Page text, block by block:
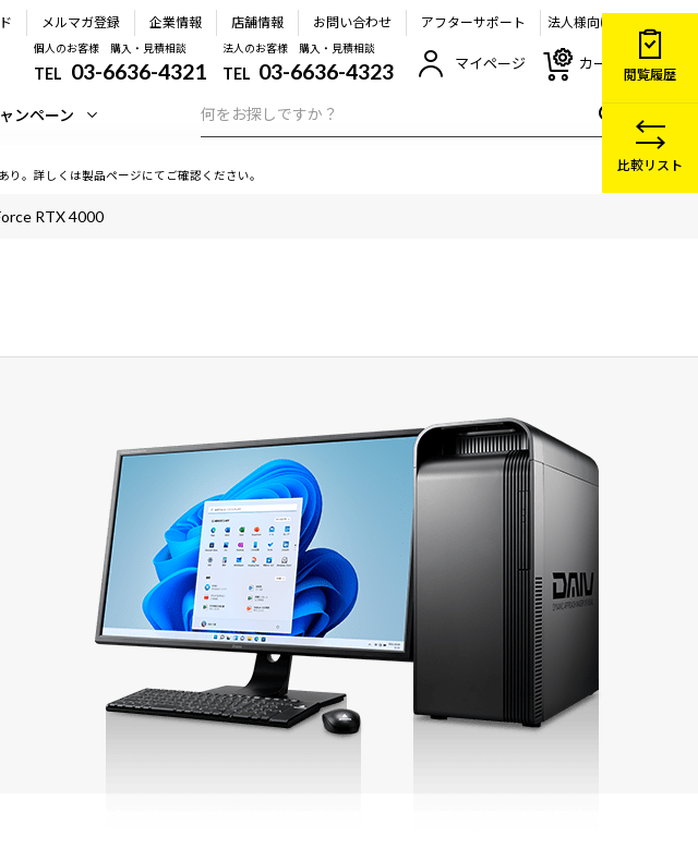
メルマガ登録 企業情報 店舗情報 お問い合わせ アフターサポート 法人様向け
個人のお客様 購入・見積相談
TEL 03-6636-4321
法人のお客様 購入・見積相談
TEL 03-6636-4323 マイページ カート
ンペーン
り。詳しくは製品ページにてご確認ください。
RTX 4000
閲覧履歴
比較リスト